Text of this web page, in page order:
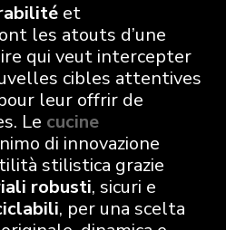
et
les atouts d’une
qui veut intercepter
cibles attentives
leur offrir de
Le cucine
di innovazione
stilistica grazie
robusti, sicuri e
, per una scelta